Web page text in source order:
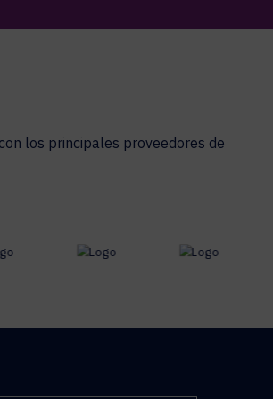
los principales proveedores de